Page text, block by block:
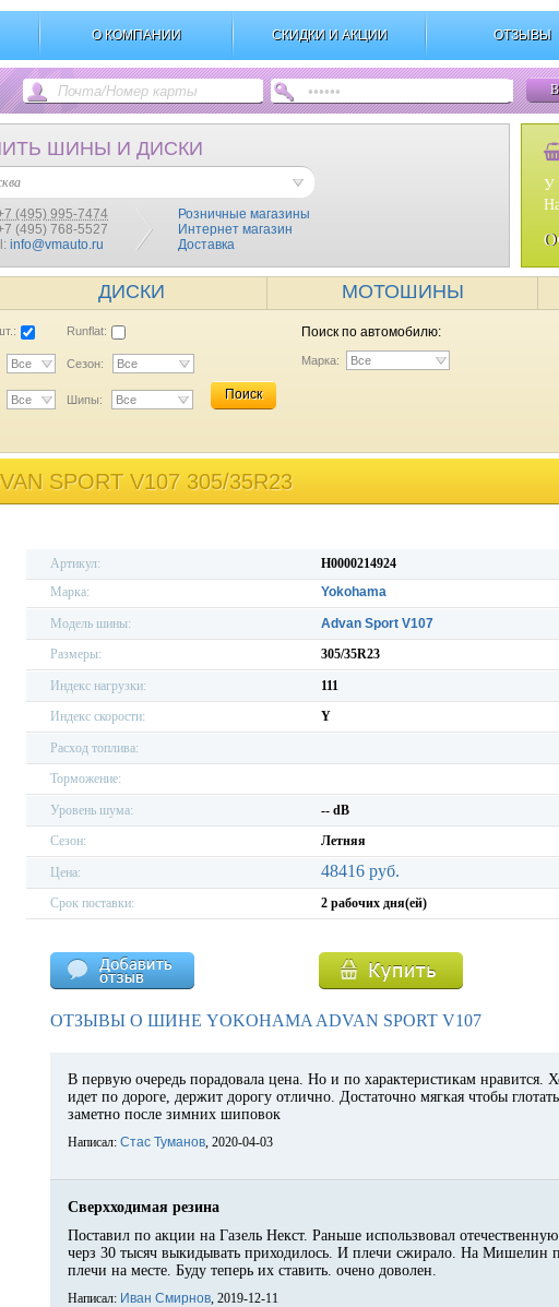
О КОМПАНИИ СКИДКИ И АКЦИИ ОТЗЫВЫ
ШИНЫ И ДИСКИ
(495) 995-7474
(495) 768-5527
info@vmauto.ru
Розничные магазины
Интернет магазин
Доставка
У
ДИСКИ МОТОШИНЫ
Runflat:
Все Сезон: Все
Все Шипы: Все Поиск
Поиск по автомобилю:
Марка: Все
SPORT V107 305/35R23
Артикул:
H0000214924
Марка:
Yokohama
Модель шины:
Advan Sport V107
Размеры:
305/35R23
Индекс нагрузки:
111
Индекс скорости:
Y
Расход топлива:
Торможение:
Уровень шума:
-- dB
Сезон:
Летняя
Цена: 48416 руб.
Срок поставки: 2 рабочих дня(ей)
ОТЗЫВЫ О ШИНЕ YOKOHAMA ADVAN SPORT V107
В первую очередь порадовала цена. Но и по характеристикам нравится.
идет по дороге, держит дорогу отлично. Достаточно мягкая чтобы
заметно после зимних шиповок
Написал: Стас Туманов, 2020-04-03
Сверхходимая резина
Поставил по акции на Газель Некст. Раньше использвовал
черз 30 тысяч выкидывать приходилось. И плечи сжирало. На Мишелин
плечи на месте. Буду теперь их ставить. очено доволен.
Написал: Иван Смирнов, 2019-12-11